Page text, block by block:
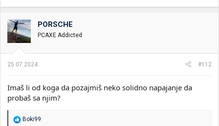
PORSCHE
PCAXE Addicted
25.07.2024. #112
Imaš li od koga da pozajmiš neko solidno napajanje da
probaš sa njim?
RBoki99